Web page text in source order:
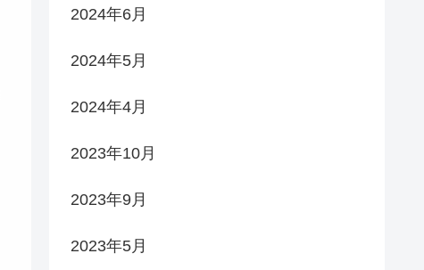
2024年6月
2024年5月
2024年4月
2023年10月
2023年9月
2023年5月